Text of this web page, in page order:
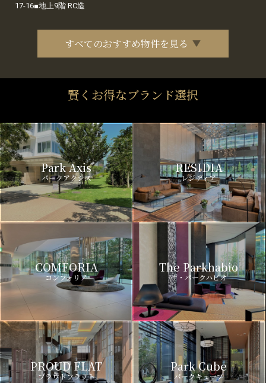
17-16■地上9階 RC造
すべてのおすすめ物件を見る
賢くお得なブランド選択
Park Axis
パークアクシス
RESIDIA
レジディア
COMFORIA
コンフォリア
The Parkhabio
ザ・パークハビオ
PROUD FLAT
プラウドフラット
Park Cube
パークキューブ